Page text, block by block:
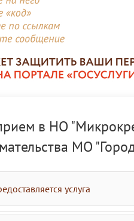
в НО
МО
услуга